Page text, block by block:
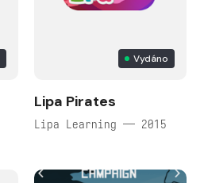
Vydáno
Lipa Pirates
Lipa Learning — 2015